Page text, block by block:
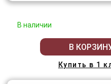
В наличии
В
Купить в 1